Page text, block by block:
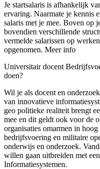
Je startsalaris is afhankelijk
ervaring. Naarmate je kennis
salaris met je mee. Boven op
bovendien verschillende
vermelde salarissen op
opgenomen. Meer info
Universitair docent
doen?
Wil je als docent en
van innovatieve
geo politieke realiteit brengt
mee en dit geldt ook voor de
organisaties omarmen in
bedrijfsvoering en militaire
onderwijs en onderzoek.
willen gaan uitbreiden met
Informatiesystemen.